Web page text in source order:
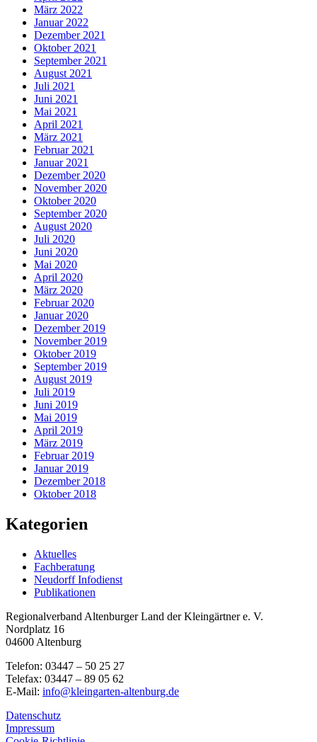
März 2022
Januar 2022
Dezember 2021
Oktober 2021
September 2021
August 2021
Juli 2021
Juni 2021
Mai 2021
April 2021
März 2021
Februar 2021
Januar 2021
Dezember 2020
November 2020
Oktober 2020
September 2020
August 2020
Juli 2020
Juni 2020
Mai 2020
April 2020
März 2020
Februar 2020
Januar 2020
Dezember 2019
November 2019
Oktober 2019
September 2019
August 2019
Juli 2019
Juni 2019
Mai 2019
April 2019
März 2019
Februar 2019
Januar 2019
Dezember 2018
Oktober 2018
Kategorien
Aktuelles
Fachberatung
Neudorff Infodienst
Publikationen
Regionalverband Altenburger Land der Kleingärtner e. V.
Nordplatz 16
04600 Altenburg
Telefon: 03447 – 50 25 27
Telefax: 03447 – 89 05 62
E-Mail: info@kleingarten-altenburg.de
Datenschutz
Impressum